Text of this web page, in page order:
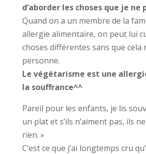
d’aborder les choses que je ne
Quand on a un membre de la
allergie alimentaire, on peut lui
choses différentes sans que cela
personne.
Le végétarisme est une
la souffrance^^
Pareil pour les enfants, je lis
un plat et s’ils n’aiment pas, ils
rien. »
C’est ce que j’ai longtemps cru